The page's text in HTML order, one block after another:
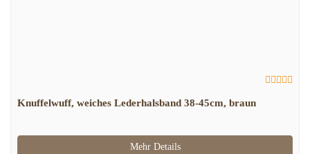
Knuffelwuff, weiches Lederhalsband 38-45cm, braun
Mehr Details